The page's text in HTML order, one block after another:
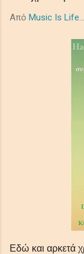
τρόμου,
σε μια όμορφα
τελευταία,
τα βαθιά synths
ατμόσφαιρα
θέμα την
Από Music Is Life...
Εδώ και αρκετά